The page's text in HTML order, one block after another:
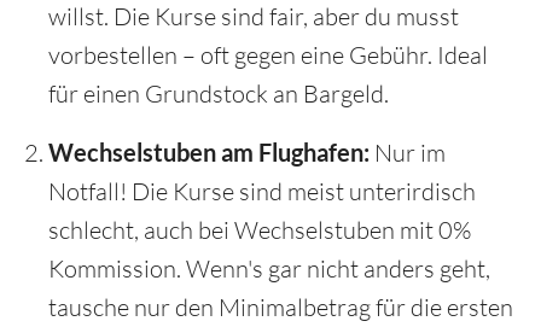
willst. Die Kurse sind fair, aber du musst
vorbestellen – oft gegen eine Gebühr. Ideal
für einen Grundstock an Bargeld.
Wechselstuben am Flughafen: Nur im
Notfall! Die Kurse sind meist unterirdisch
schlecht, auch bei Wechselstuben mit 0%
Kommission. Wenn's gar nicht anders geht,
tausche nur den Minimalbetrag für die ersten